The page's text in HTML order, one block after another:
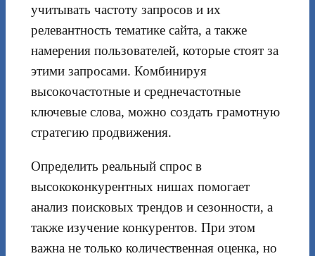
учитывать частоту запросов и их
релевантность тематике сайта, а также
намерения пользователей, которые стоят за
этими запросами. Комбинируя
высокочастотные и среднечастотные
ключевые слова, можно создать грамотную
стратегию продвижения.
Определить реальный спрос в
высококонкурентных нишах помогает
анализ поисковых трендов и сезонности, а
также изучение конкурентов. При этом
важна не только количественная оценка, но